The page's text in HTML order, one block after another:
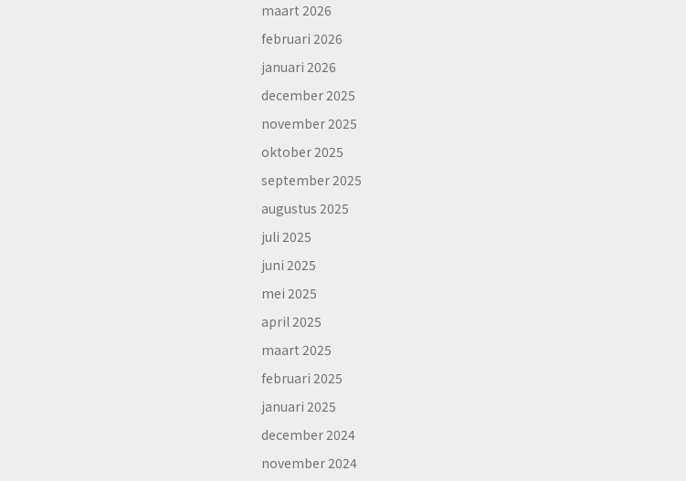
maart 2026
februari 2026
januari 2026
december 2025
november 2025
oktober 2025
september 2025
augustus 2025
juli 2025
juni 2025
mei 2025
april 2025
maart 2025
februari 2025
januari 2025
december 2024
november 2024